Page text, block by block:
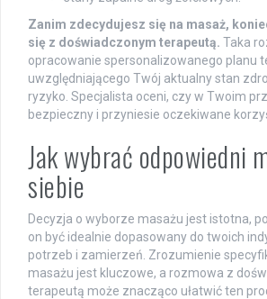
Zanim zdecydujesz się na masaż,
się z doświadczonym terapeutą. Taka
opracowanie spersonalizowanego planu
uwzględniającego Twój aktualny stan
ryzyko. Specjalista oceni, czy w Twoim
bezpieczny i przyniesie oczekiwane
Jak wybrać odpowiedni
siebie
Decyzja o wyborze masażu jest istotna,
on być idealnie dopasowany do twoich
potrzeb i zamierzeń. Zrozumienie
masażu jest kluczowe, a rozmowa z
terapeutą może znacząco ułatwić ten